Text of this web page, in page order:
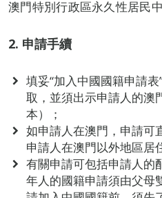
澳門特別行政區永久性居民
2. 申請手續
填妥“加入中國國籍申請
取，並須出示申請人的澳
本）；
如申請人在澳門，申請可
申請人在澳門以外地區居
有關申請可包括申請人的
年人的國籍申請須由父母